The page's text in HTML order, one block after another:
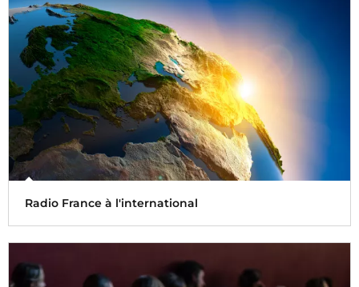
Radio France à l'international
Le rayonnement de Radio France dans le monde